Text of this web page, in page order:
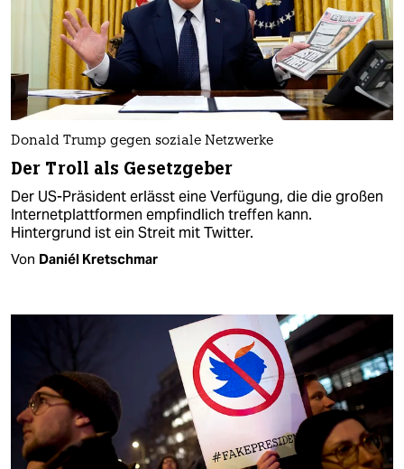
Donald Trump gegen soziale Netzwerke
Der Troll als Gesetzgeber
Der US-Präsident erlässt eine Verfügung, die die großen
Internetplattformen empfindlich treffen kann.
Hintergrund ist ein Streit mit Twitter.
Von Daniél Kretschmar